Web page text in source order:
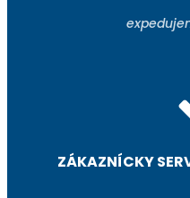
ZÁKAZNÍCKY